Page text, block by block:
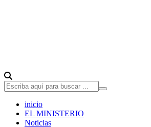
inicio
EL MINISTERIO
Noticias